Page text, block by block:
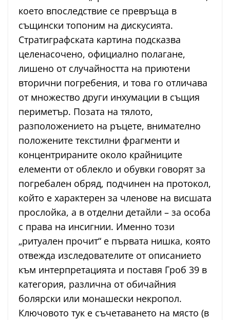
което впоследствие се превръща в
същински топоним на дискусията.
Стратиграфската картина подсказва
целенасочено, официално полагане,
лишено от случайността на приютени
вторични погребения, и това го отличава
от множество други инхумации в същия
периметър. Позата на тялото,
разположението на ръцете, внимателно
положените текстилни фрагменти и
концентрираните около крайниците
елементи от облекло и обувки говорят за
погребален обряд, подчинен на протокол,
който е характерен за членове на висшата
прослойка, а в отделни детайли – за особа
с права на инсигнии. Именно този
„ритуален прочит“ е първата нишка, която
отвежда изследователите от описанието
към интерпретацията и поставя Гроб 39 в
категория, различна от обичайния
болярски или монашески некропол.
Ключовото тук е съчетаването на място (в